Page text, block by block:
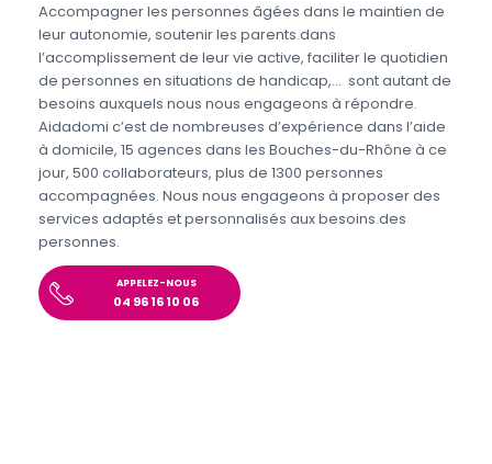
Accompagner les personnes âgées dans le maintien de
leur autonomie, soutenir les parents dans
l’accomplissement de leur vie active, faciliter le quotidien
de personnes en situations de handicap,… sont autant de
besoins auxquels nous nous engageons à répondre.
Aidadomi c’est de nombreuses d’expérience dans l’aide
à domicile, 15 agences dans les Bouches-du-Rhône à ce
jour, 500 collaborateurs, plus de 1300 personnes
accompagnées. Nous nous engageons à proposer des
services adaptés et personnalisés aux besoins des
personnes.
APPELEZ-NOUS
04 96 16 10 06